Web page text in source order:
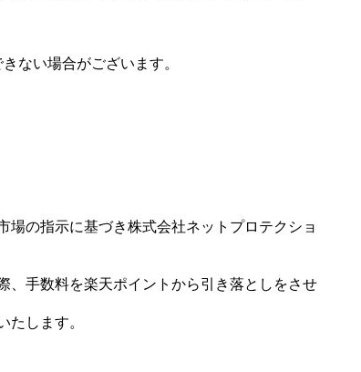
ない場合がございます。
の指示に基づき株式会社ネットプロテクショ
、手数料を楽天ポイントから引き落としをさせ
します。